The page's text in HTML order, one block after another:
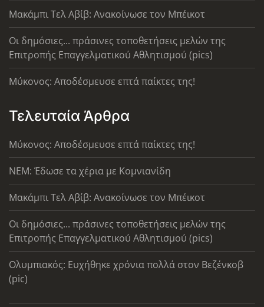
Μακάμπι Τελ Αβίβ: Ανακοίνωσε τον Μπέικοτ
Οι δημόσιες... πράσινες τοποθετήσεις μελών της
Επιτροπής Επαγγελματικού Αθλητισμού (pics)
Μύκονος: Αποδέσμευσε επτά παίκτες της!
Τελευταία Άρθρα
Μύκονος: Αποδέσμευσε επτά παίκτες της!
ΝΕΜ: Έδωσε τα χέρια με Κομνιανίδη
Μακάμπι Τελ Αβίβ: Ανακοίνωσε τον Μπέικοτ
Οι δημόσιες... πράσινες τοποθετήσεις μελών της
Επιτροπής Επαγγελματικού Αθλητισμού (pics)
Ολυμπιακός: Ευχήθηκε χρόνια πολλά στον Βεζένκοβ
(pic)